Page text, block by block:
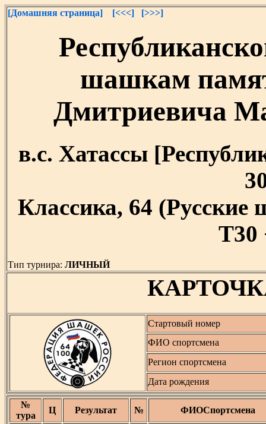
[Домашняя страница] [<<<] [>>>]
шашкам
Дмитриевича
в.с. Хатассы
Классика, 64
T30
Тип турнира: ЛИЧНЫЙ
Стартовый номер
ФИО спортсмена
Регион спортсмена
Дата рождения
№
тура
Ц Результат №
ФИОСпортсмена